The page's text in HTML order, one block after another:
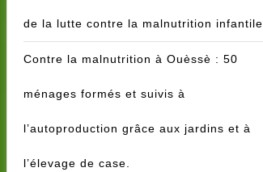
de la lutte contre la malnutrition infantile
Contre la malnutrition à Ouèssè : 50
ménages formés et suivis à
l’autoproduction grâce aux jardins et à
l’élevage de case.